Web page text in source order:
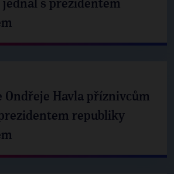
jednal s prezidentem
Ondřeje Havla příznivcům
republiky